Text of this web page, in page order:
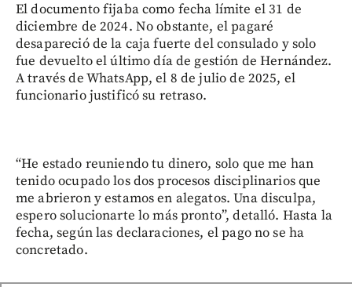
El documento fijaba como fecha límite el 31 de
diciembre de 2024. No obstante, el pagaré
desapareció de la caja fuerte del consulado y solo
fue devuelto el último día de gestión de Hernández.
A través de WhatsApp, el 8 de julio de 2025, el
funcionario justificó su retraso.
“He estado reuniendo tu dinero, solo que me han
tenido ocupado los dos procesos disciplinarios que
me abrieron y estamos en alegatos. Una disculpa,
espero solucionarte lo más pronto”, detalló. Hasta la
fecha, según las declaraciones, el pago no se ha
concretado.